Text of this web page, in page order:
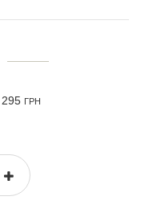
295 ГРН